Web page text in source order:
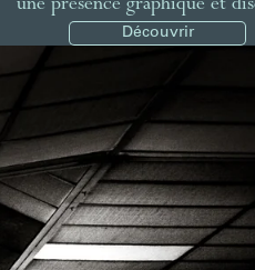
une présence graphique et
Découvrir